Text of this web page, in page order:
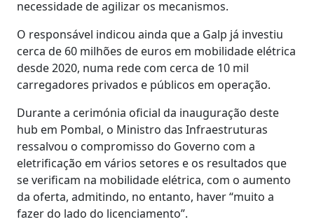
necessidade de agilizar os mecanismos.
O responsável indicou ainda que a Galp já investiu
cerca de 60 milhões de euros em mobilidade elétrica
desde 2020, numa rede com cerca de 10 mil
carregadores privados e públicos em operação.
Durante a cerimónia oficial da inauguração deste
hub em Pombal, o Ministro das Infraestruturas
ressalvou o compromisso do Governo com a
eletrificação em vários setores e os resultados que
se verificam na mobilidade elétrica, com o aumento
da oferta, admitindo, no entanto, haver “muito a
fazer do lado do licenciamento”.